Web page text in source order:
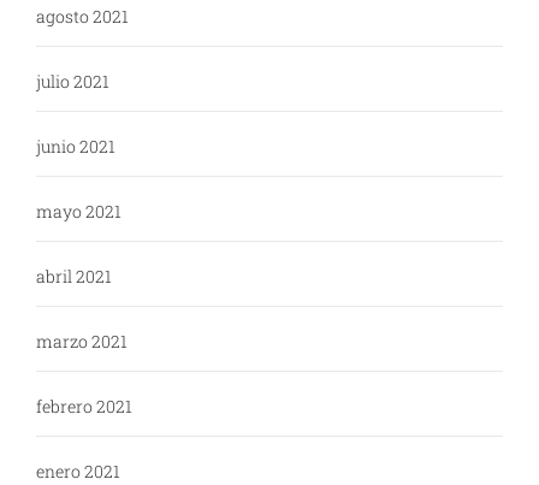
agosto 2021
julio 2021
junio 2021
mayo 2021
abril 2021
marzo 2021
febrero 2021
enero 2021